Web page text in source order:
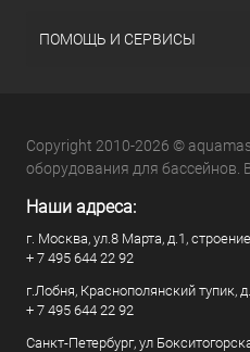
ПОМОЩЬ И СЕРВИСЫ
Copyright 2010-2026 ©
оборудования для бассейнов.
Наши адреса:
г. Москва, ул.8 Марта, д.1,
+ 7 495 644 22 92
г.Лобня, Краснополянский тупик,
+ 7 495 644 22 92
Санкт-Петербург, ул